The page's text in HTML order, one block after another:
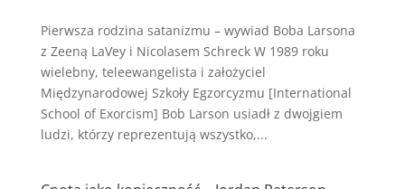
Pierwsza rodzina satanizmu – wywiad Boba Larsona
z Zeeną LaVey i Nicolasem Schreck W 1989 roku
wielebny, teleewangelista i założyciel
Międzynarodowej Szkoły Egzorcyzmu [International
School of Exorcism] Bob Larson usiadł z dwojgiem
ludzi, którzy reprezentują wszystko,...